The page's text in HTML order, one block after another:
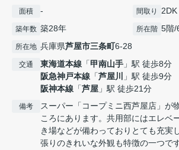
面積 - 間取り 2DK
築年数 築28年 所在階 5階/
所在地 兵庫県芦屋市三条町6-28
交通 東海道本線 「甲南山手 」駅 徒歩8分
阪急神戸本線 「芦屋川
」駅 徒歩9分
阪神本線 「芦屋 」駅 徒歩21分
備考
スーパー「コープミニ西芦屋店」が
ころにあります。共用部にはエレベ
き場などが備わっておりとても充実
張りのきれいな外観も特徴の一つで